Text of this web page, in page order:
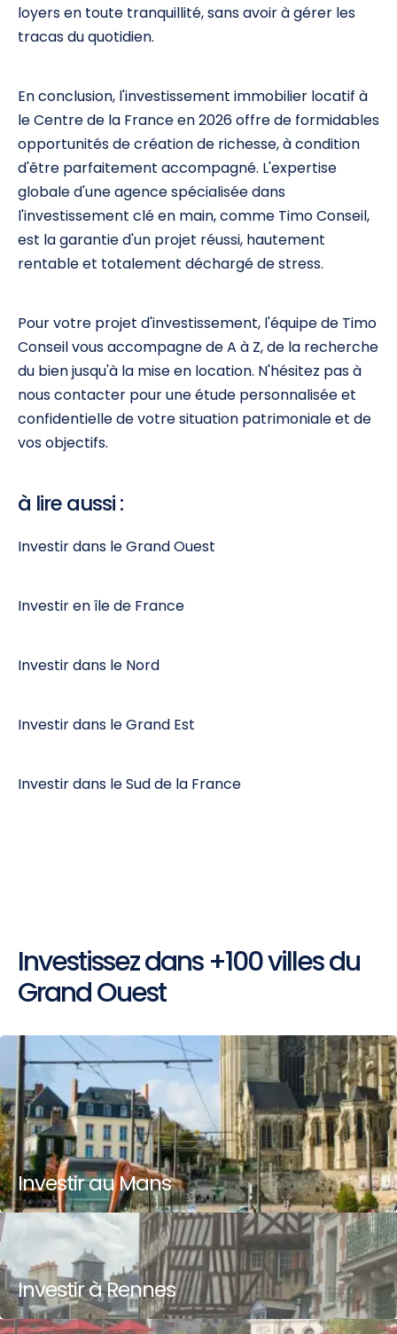
loyers en toute tranquillité, sans avoir à gérer les
tracas du quotidien.
En conclusion, l'investissement immobilier locatif à
le Centre de la France en 2026 offre de formidables
opportunités de création de richesse, à condition
d'être parfaitement accompagné. L'expertise
globale d'une agence spécialisée dans
l'investissement clé en main, comme Timo Conseil,
est la garantie d'un projet réussi, hautement
rentable et totalement déchargé de stress.
Pour votre projet d'investissement, l'équipe de Timo
Conseil vous accompagne de A à Z, de la recherche
du bien jusqu'à la mise en location. N'hésitez pas à
nous contacter pour une étude personnalisée et
confidentielle de votre situation patrimoniale et de
vos objectifs.
à lire aussi :
Investir dans le Grand Ouest
Investir en île de France
Investir dans le Nord
Investir dans le Grand Est
Investir dans le Sud de la France
Investissez dans +100 villes du
Grand Ouest
Investir au Mans
Investir à Rennes